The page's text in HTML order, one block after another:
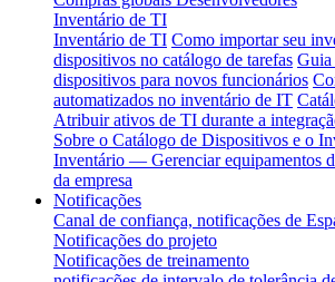
Inventário de TI
Inventário de TI Como importar seu
dispositivos no catálogo de tarefas Guia
dispositivos para novos funcionários
automatizados no inventário de IT
Atribuir ativos de TI durante a
Sobre o Catálogo de Dispositivos e o
Inventário — Gerenciar equipamentos
da empresa
Notificações
Canal de confiança, notificações de
Notificações do projeto
Notificações de treinamento